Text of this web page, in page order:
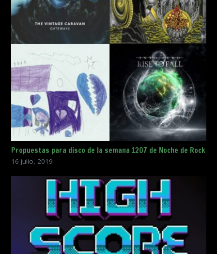
Propuestas para disco de la semana 1207 de Noche de Rock
16 julio, 2019